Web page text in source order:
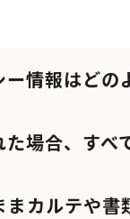
情報はどの
場合、すべ
カルテや書